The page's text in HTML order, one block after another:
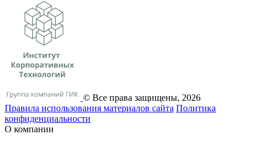
© Все права защищены, 2026
Правила использования материалов сайта Политика
конфиденциальности
О компании